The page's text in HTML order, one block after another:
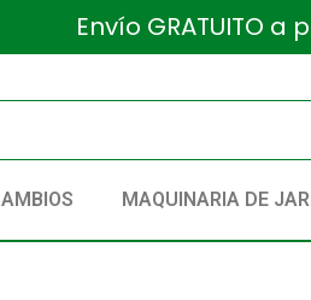
Envío GRATUITO a
MAQUINARIA DE